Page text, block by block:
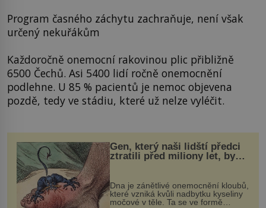
Program časného záchytu zachraňuje, není však
určený nekuřákům
Každoročně onemocní rakovinou plic přibližně
6500 Čechů. Asi 5400 lidí ročně onemocnění
podlehne. U 85 % pacientů je nemoc objevena
pozdě, tedy ve stádiu, které už nelze vyléčit.
Gen, který naši lidští předci
ztratili před miliony let, by
mohl pomoci s léčbou
„nemoci králů“
Dna je zánětlivé onemocnění kloubů,
které vzniká kvůli nadbytku kyseliny
močové v těle. Ta se ve formě